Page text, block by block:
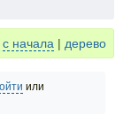
с начала | дерево
или